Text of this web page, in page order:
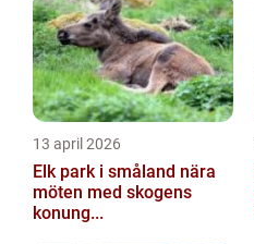
13 april 2026
Elk park i småland nära
möten med skogens
konung...